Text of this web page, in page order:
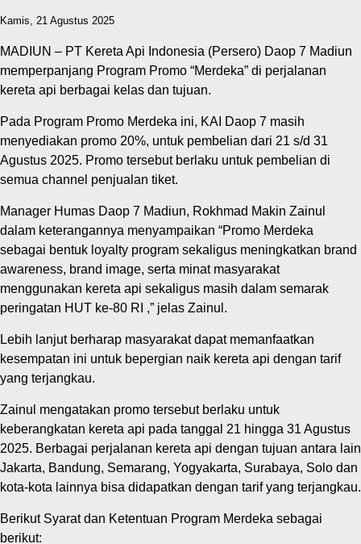
Kamis, 21 Agustus 2025
MADIUN – PT Kereta Api Indonesia (Persero) Daop 7 Madiun
memperpanjang Program Promo “Merdeka” di perjalanan
kereta api berbagai kelas dan tujuan.
Pada Program Promo Merdeka ini, KAI Daop 7 masih
menyediakan promo 20%, untuk pembelian dari 21 s/d 31
Agustus 2025. Promo tersebut berlaku untuk pembelian di
semua channel penjualan tiket.
Manager Humas Daop 7 Madiun, Rokhmad Makin Zainul
dalam keterangannya menyampaikan “Promo Merdeka
sebagai bentuk loyalty program sekaligus meningkatkan brand
awareness, brand image, serta minat masyarakat
menggunakan kereta api sekaligus masih dalam semarak
peringatan HUT ke-80 RI ,” jelas Zainul.
Lebih lanjut berharap masyarakat dapat memanfaatkan
kesempatan ini untuk bepergian naik kereta api dengan tarif
yang terjangkau.
Zainul mengatakan promo tersebut berlaku untuk
keberangkatan kereta api pada tanggal 21 hingga 31 Agustus
2025. Berbagai perjalanan kereta api dengan tujuan antara lain
Jakarta, Bandung, Semarang, Yogyakarta, Surabaya, Solo dan
kota-kota lainnya bisa didapatkan dengan tarif yang terjangkau.
Berikut Syarat dan Ketentuan Program Merdeka sebagai
berikut: